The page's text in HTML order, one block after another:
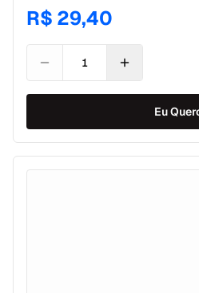
R$ 29,40
Eu